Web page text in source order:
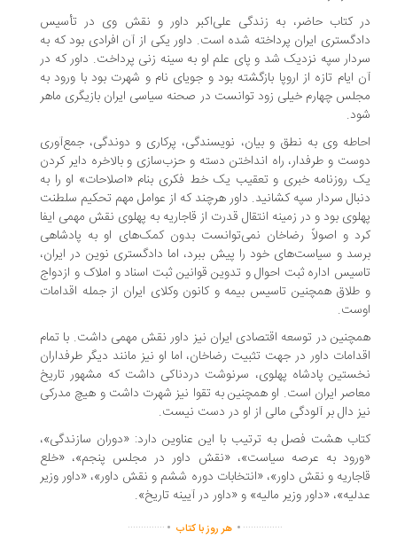
کتاب حاضر، به زندگی علی‌اکبر داور و نقش وی در تأسیس
ایران پرداخته شده است. داور یکی از آن افرادی بود که به
سپه نزدیک شد و پای علم او به سینه زنی پرداخت. داور که در
ایام تازه از اروپا بازگشته بود و جویای نام و شهرت بود با ورود به
چهارم خیلی زود توانست در صحنه سیاسی ایران بازیگری ماهر
وی به نطق و بیان، نویسندگی، پرکاری و دوندگی، جمع‌آوری
و طرفدار، راه انداختن دسته و حزب‌سازی و بالاخره دایر کردن
روزنامه خبری و تعقیب یک خط فکری بنام «اصلاحات» او را به
سردار سپه کشانید. داور هرچند که از عوامل مهم تحکیم سلطنت
بود و در زمینه انتقال قدرت از قاجاریه به پهلوی نقش مهمی ایفا
و اصولاً رضاخان نمی‌توانست بدون کمک‌های او به پادشاهی
و سیاست‌های خود را پیش ببرد، اما دادگستری نوین در ایران،
اداره ثبت احوال و تدوین قوانین ثبت اسناد و املاک و ازدواج
همچنین تاسیس بیمه و کانون وکلای ایران از جمله اقدامات
در توسعه اقتصادی ایران نیز داور نقش مهمی داشت. با تمام
داور در جهت تثبیت رضاخان، اما او نیز مانند دیگر طرفداران
پادشاه پهلوی، سرنوشت دردناکی داشت که مشهور تاریخ
ایران است. او همچنین به تقوا نیز شهرت داشت و هیچ مدرکی
دال بر آلودگی مالی از او در دست نیست.
هشت فصل به ترتیب با این عناوین دارد: «دوران سازندگی»،
به عرصه سیاست»، «نقش داور در مجلس پنجم»، «خلع
و نقش داور»، «انتخابات دوره ششم و نقش داور»، «داور وزیر
«داور وزیر مالیه» و «داور در آیینه تاریخ».
...............
. هر روز با کتاب.
..............